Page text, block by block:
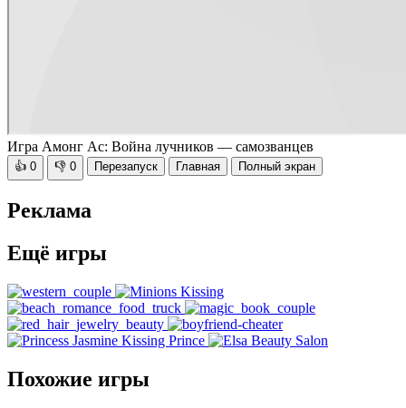
Игра Амонг Ас: Война лучников — самозванцев
👍 0 👎 0 Перезапуск Главная Полный экран
Реклама
Ещё игры
Похожие игры